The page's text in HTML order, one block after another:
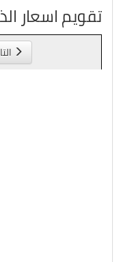
تقويم اسعار